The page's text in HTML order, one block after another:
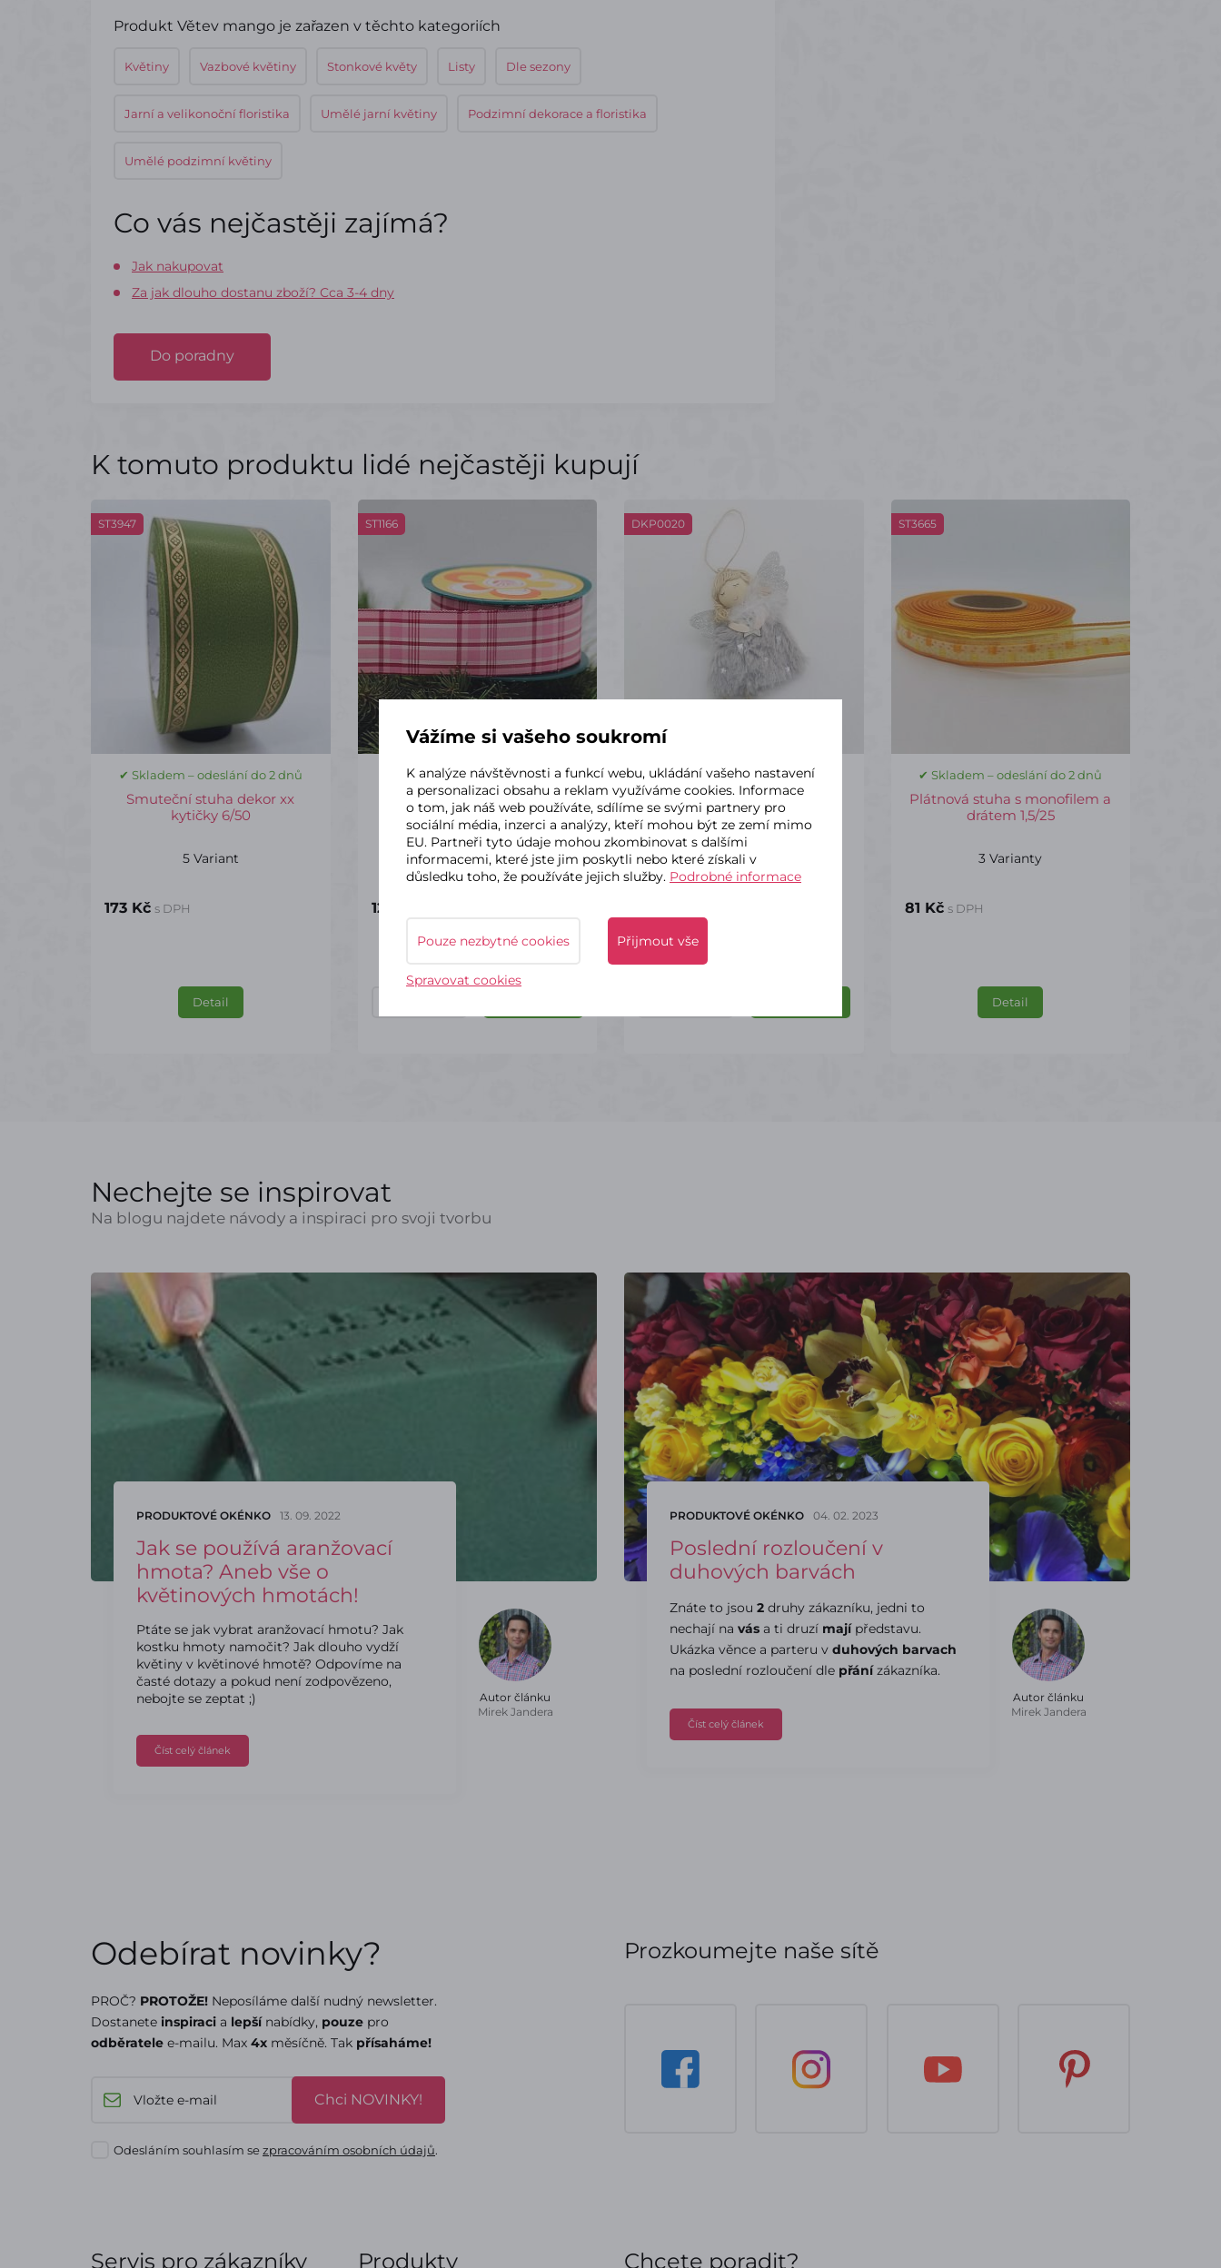
Produkt Větev mango je zařazen v těchto kategoriích
Květiny Vazbové květiny Stonkové květy Listy Dle sezony
Jarní a velikonoční floristika Umělé jarní květiny Podzimní dekorace a floristika
Umělé podzimní květiny
Co vás nejčastěji zajímá?
Jak nakupovat
Za jak dlouho dostanu zboží? Cca 3-4 dny
Do poradny
K tomuto produktu lidé nejčastěji kupují
ST3947
✔ Skladem – odeslání do 2 dnů
Smuteční stuha dekor xx
kytičky 6/50
5 Variant
173 Kč s DPH
Detail
ST1166
✔ Skladem – odeslání do 2 dnů
Stuha látková růžová, čevený
pruh 4/10
121 Kč
DKP0020
✔ Skladem – odeslání do 2 dnů
Postavička andílka šedá na
zavěšení 12cm
ST3665
✔ Skladem – odeslání do 2 dnů
Plátnová stuha s monofilem a
drátem 1,5/25
3 Varianty
81 Kč s DPH
Detail
Nechejte se inspirovat
Na blogu najdete návody a inspiraci pro svoji tvorbu
PRODUKTOVÉ OKÉNKO 13. 09. 2022
Jak se používá aranžovací
hmota? Aneb vše o
květinových hmotách!
Ptáte se jak vybrat aranžovací hmotu? Jak
kostku hmoty namočit? Jak dlouho vydží
květiny v květinové hmotě? Odpovíme na
časté dotazy a pokud není zodpovězeno,
nebojte se zeptat ;)
Číst celý článek
Autor článku
Mirek Jandera
PRODUKTOVÉ OKÉNKO 04. 02. 2023
Poslední rozloučení v
duhových barvách
Znáte to jsou 2 druhy zákazníku, jedni to
nechají na vás a ti druzí majípředstavu.
Ukázka věnce a parteru v duhových barvach
na poslední rozloučení dle přánízákazníka.
Číst celý článek
Autor článku
Mirek Jandera
Odebírat novinky?
PROČ? PROTOŽE! Neposíláme další nudný newsletter.
Dostanete inspiraci a lepšínabídky, pouze pro
odběratele e-mailu. Max 4x měsíčně. Tak přísaháme!
Chci NOVINKY!
Odesláním souhlasím sezpracováním osobních údajů.
Prozkoumejte naše sítě
Servis pro zákazníky Produkty Chcete poradit?
Vážíme si vašeho soukromí
K analýze návštěvnosti a funkcí webu, ukládání vašeho nastavení
a personalizaci obsahu a reklam využíváme cookies. Informace
o tom, jak náš web používáte, sdílíme se svými partnery pro
sociální média, inzerci a analýzy, kteří mohou být ze zemí mimo
EU. Partneři tyto údaje mohou zkombinovat s dalšími
informacemi, které jste jim poskytli nebo které získali v
důsledku toho, že používáte jejich služby. Podrobné informace
Pouze nezbytné cookies Přijmout vše
Spravovat cookies